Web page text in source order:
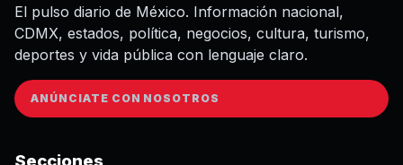
El pulso diario de México. Información nacional,
CDMX, estados, política, negocios, cultura, turismo,
deportes y vida pública con lenguaje claro.
ANÚNCIATE CON NOSOTROS